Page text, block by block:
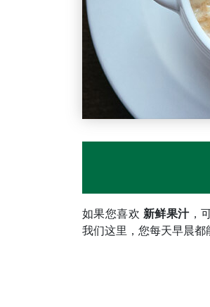
如果您喜欢 新鲜果汁，
我们这里，您每天早晨